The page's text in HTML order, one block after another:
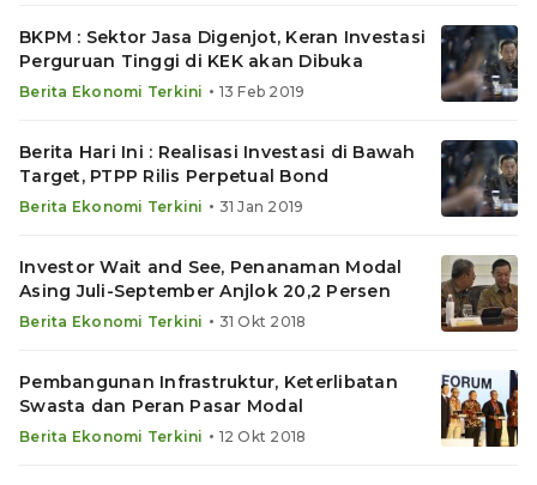
BKPM : Sektor Jasa Digenjot, Keran Investasi
Perguruan Tinggi di KEK akan Dibuka
Berita Ekonomi Terkini • 13 Feb 2019
Berita Hari Ini : Realisasi Investasi di Bawah
Target, PTPP Rilis Perpetual Bond
Berita Ekonomi Terkini • 31 Jan 2019
Investor Wait and See, Penanaman Modal
Asing Juli-September Anjlok 20,2 Persen
Berita Ekonomi Terkini • 31 Okt 2018
Pembangunan Infrastruktur, Keterlibatan
Swasta dan Peran Pasar Modal
Berita Ekonomi Terkini • 12 Okt 2018